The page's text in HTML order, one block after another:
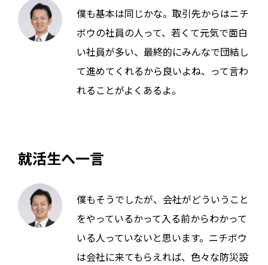
僕も基本は同じかな。取引先からはニチ
ボウの社員の人って、若くて元気で面白
い社員が多い、最終的にみんなで団結し
て進めてくれるから良いよね、って言わ
れることがよくあるよ。
就活生へ一言
僕もそうでしたが、会社がどういうこと
をやっているかって入る前からわかって
いる人っていないと思います。ニチボウ
は会社に来てもらえれば、色々な防災設